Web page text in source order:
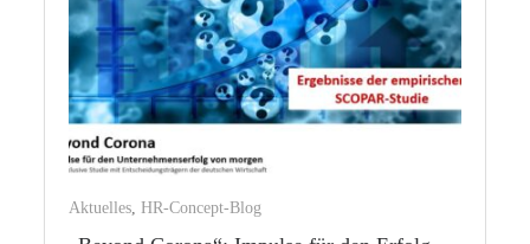
Aktuelles ,HR-Concept-Blog